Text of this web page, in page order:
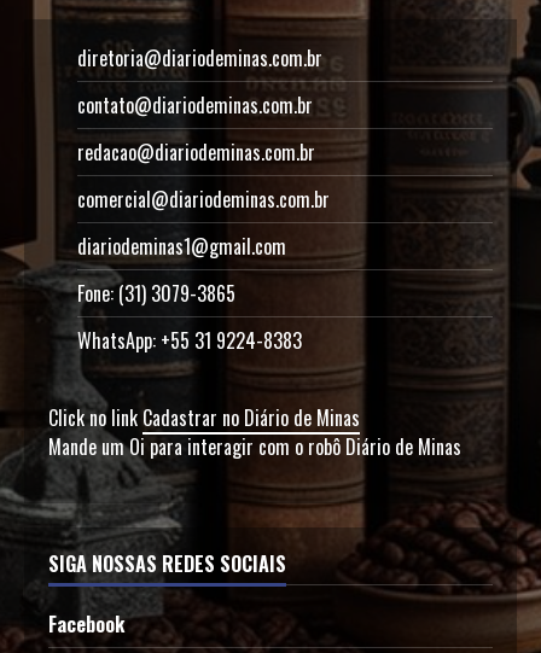
diretoria@diariodeminas.com.br
contato@diariodeminas.com.br
redacao@diariodeminas.com.br
comercial@diariodeminas.com.br
diariodeminas1@gmail.com
Fone: (31) 3079-3865
WhatsApp: +55 31 9224-8383
Click no link Cadastrar no Diário de Minas
Mande um Oi para interagir com o robô Diário de Minas
SIGA NOSSAS REDES SOCIAIS
Facebook